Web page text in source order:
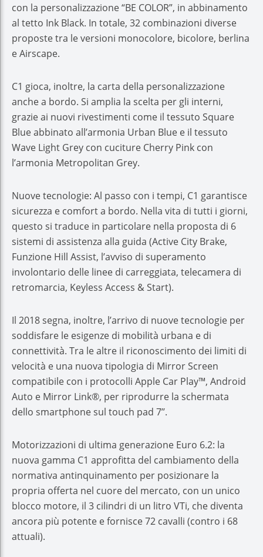
con la personalizzazione “BE COLOR”, in abbinamento
al tetto Ink Black. In totale, 32 combinazioni diverse
proposte tra le versioni monocolore, bicolore, berlina
e Airscape.
C1 gioca, inoltre, la carta della personalizzazione
anche a bordo. Si amplia la scelta per gli interni,
grazie ai nuovi rivestimenti come il tessuto Square
Blue abbinato all’armonia Urban Blue e il tessuto
Wave Light Grey con cuciture Cherry Pink con
l’armonia Metropolitan Grey.
Nuove tecnologie: Al passo con i tempi, C1 garantisce
sicurezza e comfort a bordo. Nella vita di tutti i giorni,
questo si traduce in particolare nella proposta di 6
sistemi di assistenza alla guida (Active City Brake,
Funzione Hill Assist, l’avviso di superamento
involontario delle linee di carreggiata, telecamera di
retromarcia, Keyless Access & Start).
Il 2018 segna, inoltre, l’arrivo di nuove tecnologie per
soddisfare le esigenze di mobilità urbana e di
connettività. Tra le altre il riconoscimento dei limiti di
velocità e una nuova tipologia di Mirror Screen
compatibile con i protocolli Apple Car Play™, Android
Auto e Mirror Link®, per riprodurre la schermata
dello smartphone sul touch pad 7’’.
Motorizzazioni di ultima generazione Euro 6.2: la
nuova gamma C1 approfitta del cambiamento della
normativa antinquinamento per posizionare la
propria offerta nel cuore del mercato, con un unico
blocco motore, il 3 cilindri di un litro VTi, che diventa
ancora più potente e fornisce 72 cavalli (contro i 68
attuali).